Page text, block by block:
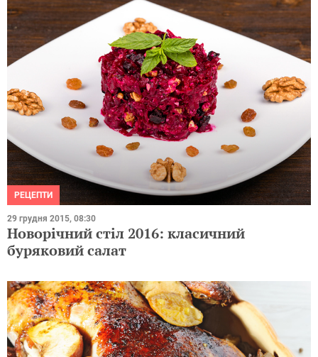
РЕЦЕПТИ
29 грудня 2015, 08:30
Новорічний стіл 2016: класичний
буряковий салат